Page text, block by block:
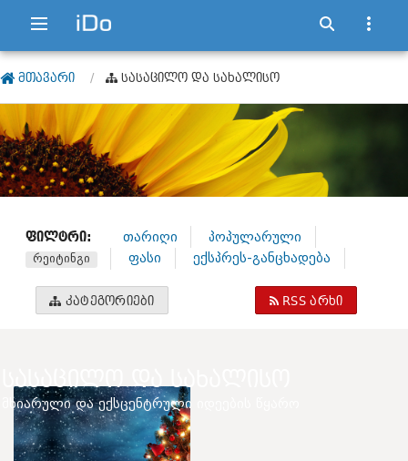
ᲛᲗᲐᲕᲐᲠᲘ ᲡᲐᲡᲐᲪᲘᲚᲝ ᲓᲐ ᲡᲐᲮᲐᲚᲘᲡᲝ
მხიარული და ექსცენტრული იდეების წყარო
ᲤᲘᲚᲢᲠᲘ: თარიღი პოპულარული
რეიტინგი ფასი ექსპრეს-განცხადება
ᲙᲐᲢᲔᲒᲝᲠᲘᲔᲑᲘ RSS ᲐᲠᲮᲘ